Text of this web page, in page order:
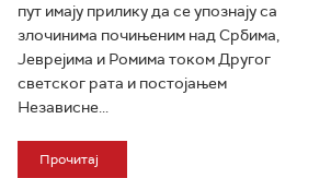
пут имају прилику да се упознају са
злочинима почињеним над Србима,
Јеврејима и Ромима током Другог
светског рата и постојањем
Независне...
Прочитај